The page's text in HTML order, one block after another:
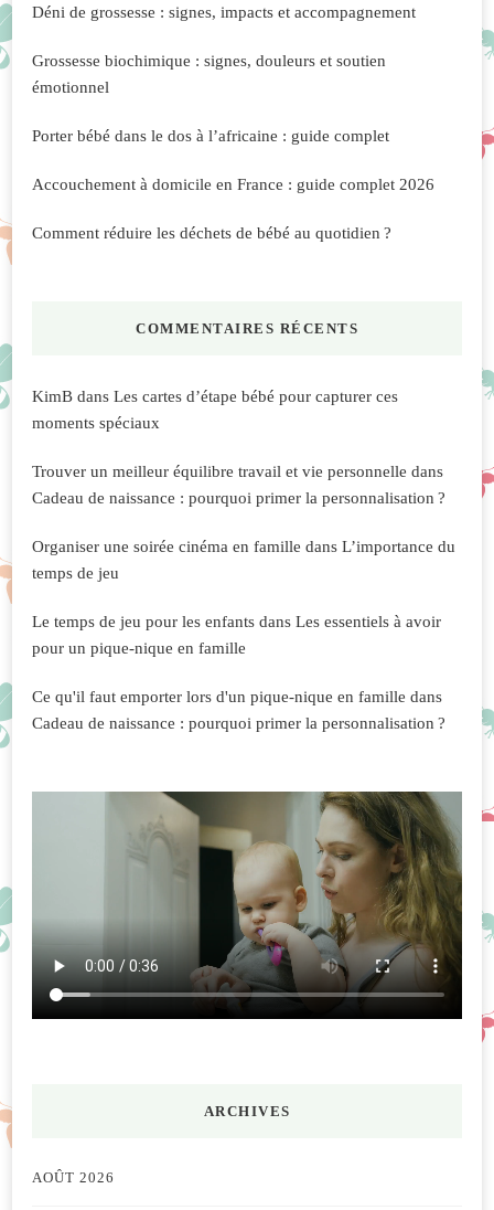
Déni de grossesse : signes, impacts et accompagnement
Grossesse biochimique : signes, douleurs et soutien
émotionnel
Porter bébé dans le dos à l’africaine : guide complet
Accouchement à domicile en France : guide complet 2026
Comment réduire les déchets de bébé au quotidien ?
COMMENTAIRES RÉCENTS
KimB dans Les cartes d’étape bébé pour capturer ces
moments spéciaux
Trouver un meilleur équilibre travail et vie personnelle dans
Cadeau de naissance : pourquoi primer la personnalisation ?
Organiser une soirée cinéma en famille dans L’importance du
temps de jeu
Le temps de jeu pour les enfants dans Les essentiels à avoir
pour un pique-nique en famille
Ce qu'il faut emporter lors d'un pique-nique en famille dans
Cadeau de naissance : pourquoi primer la personnalisation ?
ARCHIVES
AOÛT 2026